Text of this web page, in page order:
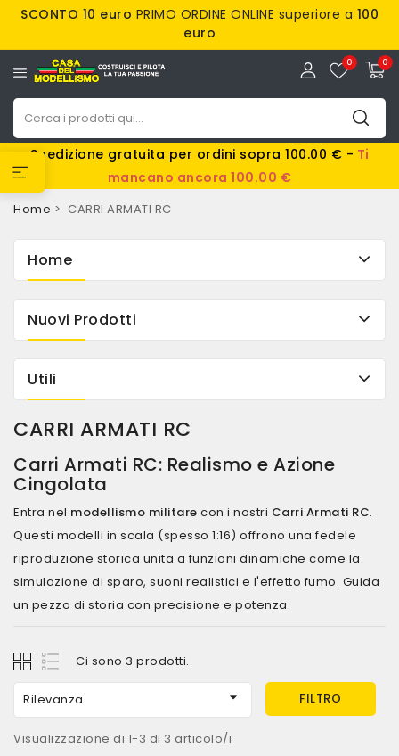
SCONTO 10 euro PRIMO ORDINE ONLINE superiore a 100
euro
0
0
Spedizione gratuita per ordini sopra 100.00 € - Ti
mancano ancora 100.00 €
Home CARRI ARMATI RC
Home
Nuovi Prodotti
Utili
CARRI ARMATI RC
Carri Armati RC: Realismo e Azione
Cingolata
Entra nel modellismo militare con i nostri Carri Armati RC.
Questi modelli in scala (spesso 1:16) offrono una fedele
riproduzione storica unita a funzioni dinamiche come la
simulazione di sparo, suoni realistici e l'effetto fumo. Guida
un pezzo di storia con precisione e potenza.
Ci sono 3 prodotti.
Rilevanza  FILTRO
Visualizzazione di 1-3 di 3 articolo/i